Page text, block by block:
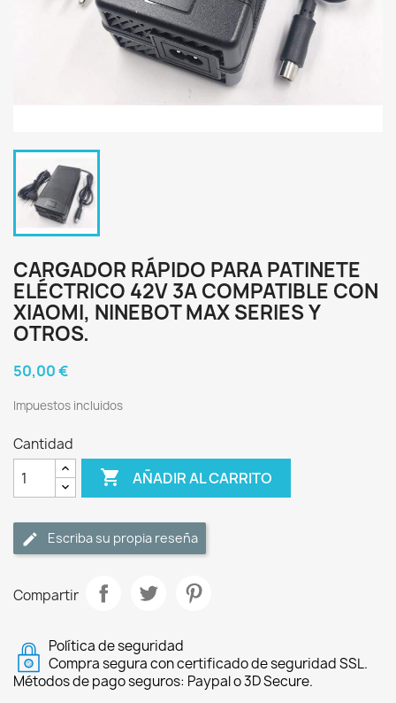
CARGADOR RÁPIDO PARA PATINETE
ELÉCTRICO 42V 3A COMPATIBLE CON
XIAOMI, NINEBOT MAX SERIES Y
OTROS.
50,00 €
Impuestos incluidos
Cantidad
 AÑADIR AL CARRITO
Escriba su propia reseña
Compartir
Política de seguridad
Compra segura con certificado de seguridad SSL.
Métodos de pago seguros: Paypal o 3D Secure.